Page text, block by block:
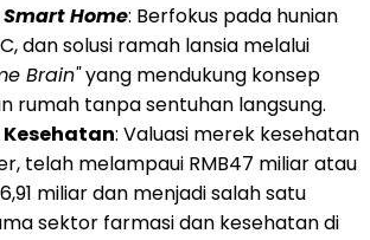
Smart Home: Berfokus pada hunian
dan solusi ramah lansia melalui
Brain"yang mendukung konsep
rumah tanpa sentuhan langsung.
: Valuasi merek kesehatan
telah melampaui RMB47 miliar atau
miliar dan menjadi salah satu
sektor farmasi dan kesehatan di